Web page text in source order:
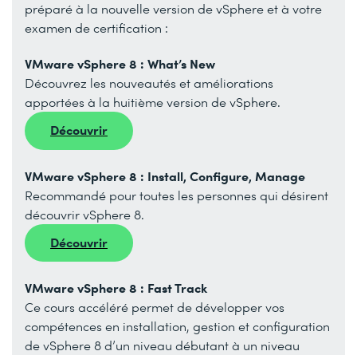
préparé à la nouvelle version de vSphere et à votre
examen de certification :
VMware vSphere 8 : What’s New
Découvrez les nouveautés et améliorations
apportées à la huitième version de vSphere.
Découvrir
VMware vSphere 8 : Install, Configure, Manage
Recommandé pour toutes les personnes qui désirent
découvrir vSphere 8.
Découvrir
VMware vSphere 8 : Fast Track
Ce cours accéléré permet de développer vos
compétences en installation, gestion et configuration
de vSphere 8 d’un niveau débutant à un niveau